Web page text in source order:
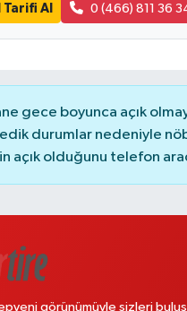
Tarifi Al 0 (466) 811 36
gece boyunca açık
durumlar nedeniyle
açık olduğunu telefon
görünümüyle sizleri